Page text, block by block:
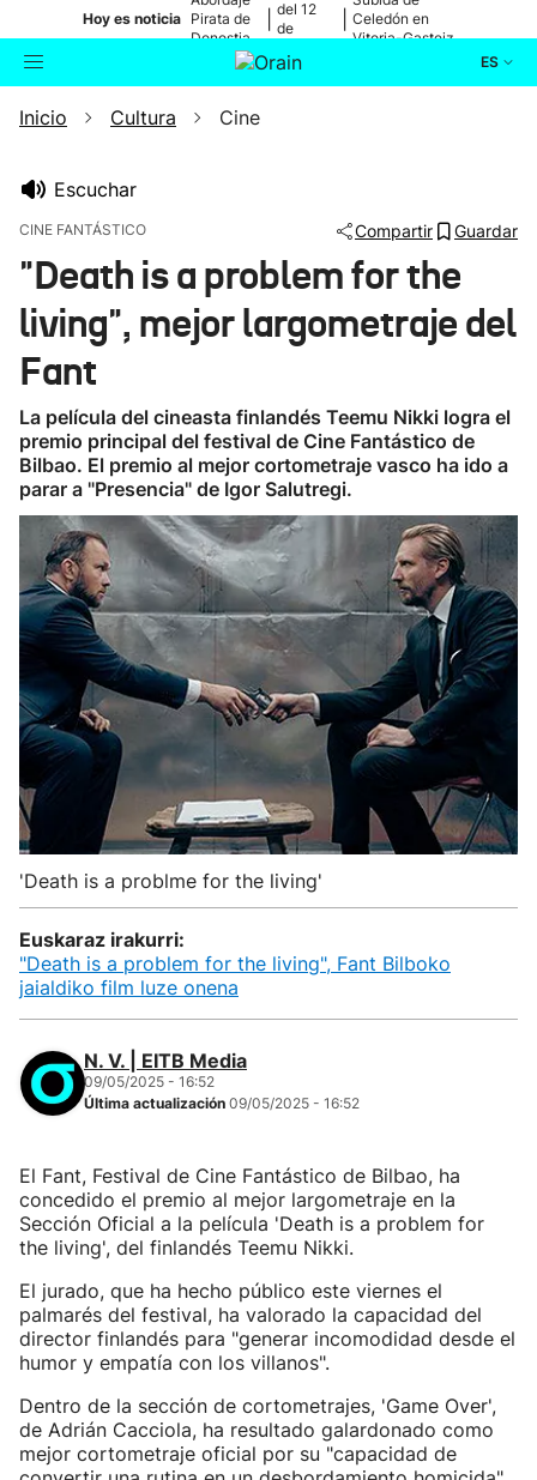
Hoy es noticia Pirata de
Donostia
del 12
de
Celedón en
Vitoria-Gasteiz
ES
Buscador Actualidad
Ikusmiran
Inicio Cultura Cine
Escuchar
CINE FANTÁSTICO Compartir Guardar
"Death is a problem for the
living", mejor largometraje del
Fant
La película del cineasta finlandés Teemu Nikki logra el
premio principal del festival de Cine Fantástico de
Bilbao. El premio al mejor cortometraje vasco ha ido a
parar a "Presencia" de Igor Salutregi.
'Death is a problme for the living'
Euskaraz irakurri:
"Death is a problem for the living", Fant Bilboko
jaialdiko film luze onena
N. V. | EITB Media
09/05/2025 - 16:52
Última actualización 09/05/2025 - 16:52
El Fant, Festival de Cine Fantástico de Bilbao, ha
concedido el premio al mejor largometraje en la
Sección Oficial a la película 'Death is a problem for
the living', del finlandés Teemu Nikki.
El jurado, que ha hecho público este viernes el
palmarés del festival, ha valorado la capacidad del
director finlandés para "generar incomodidad desde el
humor y empatía con los villanos".
Dentro de la sección de cortometrajes, 'Game Over',
de Adrián Cacciola, ha resultado galardonado como
mejor cortometraje oficial por su "capacidad de